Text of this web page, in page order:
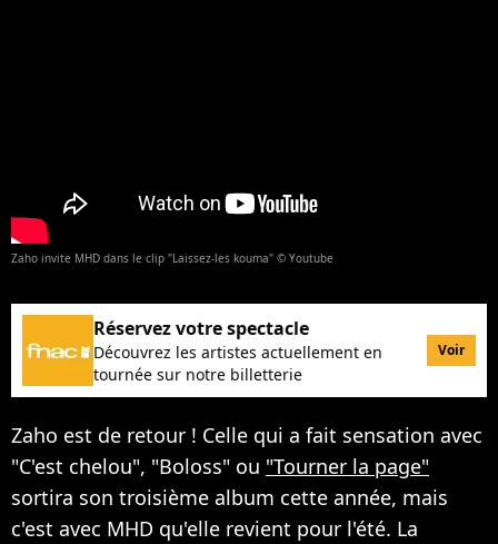
Zaho invite MHD dans le clip "Laissez-les kouma" © Youtube
Réservez votre spectacle
Découvrez les artistes actuellement en
tournée sur notre billetterie
Voir
Zaho est de retour ! Celle qui a fait sensation avec
"C'est chelou", "Boloss" ou "Tourner la page"
sortira son troisième album cette année, mais
c'est avec MHD qu'elle revient pour l'été. La